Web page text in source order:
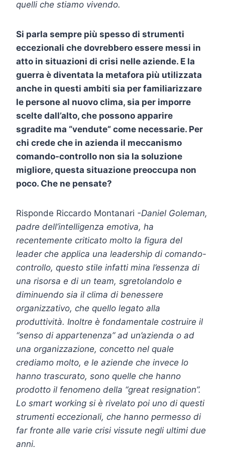
quelli che stiamo vivendo.
Si parla sempre più spesso di strumenti
eccezionali che dovrebbero essere messi in
atto in situazioni di crisi nelle aziende. E la
guerra è diventata la metafora più utilizzata
anche in questi ambiti sia per familiarizzare
le persone al nuovo clima, sia per imporre
scelte dall’alto, che possono apparire
sgradite ma “vendute” come necessarie. Per
chi crede che in azienda il meccanismo
comando-controllo non sia la soluzione
migliore, questa situazione preoccupa non
poco. Che ne pensate?
Risponde Riccardo Montanari -Daniel Goleman,
padre dell’intelligenza emotiva, ha
recentemente criticato molto la figura del
leader che applica una leadership di comando-
controllo, questo stile infatti mina l’essenza di
una risorsa e di un team, sgretolandolo e
diminuendo sia il clima di benessere
organizzativo, che quello legato alla
produttività. Inoltre è fondamentale costruire il
“senso di appartenenza” ad un’azienda o ad
una organizzazione, concetto nel quale
crediamo molto, e le aziende che invece lo
hanno trascurato, sono quelle che hanno
prodotto il fenomeno della “great resignation”.
Lo smart working si è rivelato poi uno di questi
strumenti eccezionali, che hanno permesso di
far fronte alle varie crisi vissute negli ultimi due
anni.